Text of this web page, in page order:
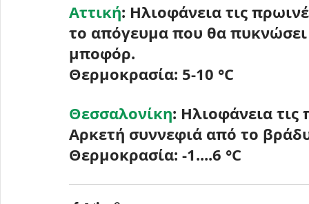
Αττική: Ηλιοφάνεια τις
το απόγευμα που θα
μποφόρ.
Θερμοκρασία: 5-10 °C
Θεσσαλονίκη: Ηλιοφάνεια
Αρκετή συννεφιά από το
Θερμοκρασία: -1....6 °C